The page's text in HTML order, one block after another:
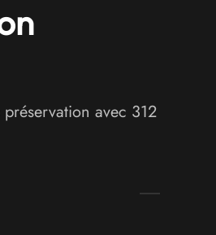
avec 312